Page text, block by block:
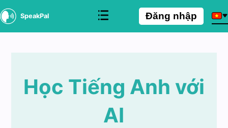
SpeakPal Đăng nhập
Học Tiếng Anh với
AI